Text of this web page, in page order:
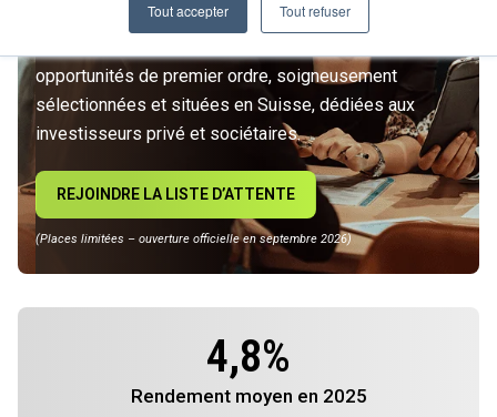
Tout accepter Tout refuser
Rejoignez le premier club privé d'investissement
opportunités de premier ordre, soigneusement
sélectionnées et situées en Suisse, dédiées aux
investisseurs privé et sociétaires.
REJOINDRE LA LISTE D’ATTENTE
(Places limitées – ouverture officielle en septembre 2026)
4,8%
Rendement moyen en 2025